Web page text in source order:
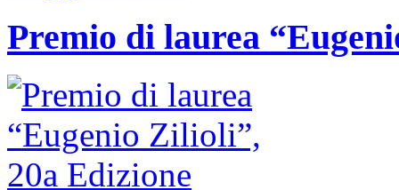
Premio di laurea